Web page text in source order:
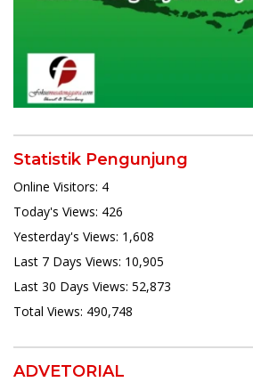
Statistik Pengunjung
Online Visitors: 4
Today's Views: 426
Yesterday's Views: 1,608
Last 7 Days Views: 10,905
Last 30 Days Views: 52,873
Total Views: 490,748
ADVETORIAL